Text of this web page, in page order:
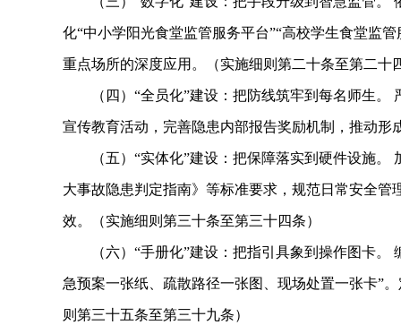
化“中小学阳光食堂监管服务平台”“高校学生食堂监
重点场所的深度应用。（实施细则第二十条至第二十
（四）“全员化”建设：把防线筑牢到每名师生。
宣传教育活动，完善隐患内部报告奖励机制，推动
（五）“实体化”建设：把保障落实到硬件设施。
大事故隐患判定指南》等标准要求，规范日常安全
效。（实施细则第三十条至第三十四条）
（六）“手册化”建设：把指引具象到操作图卡。
急预案一张纸、疏散路径一张图、现场处置一张卡”
则第三十五条至第三十九条）